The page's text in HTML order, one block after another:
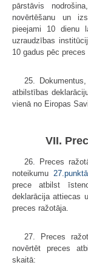
pārstāvis
novērtēšanu un
pieejami 10 dienu
uzraudzības
10 gadus pēc preces
25.
atbilstības
vienā no Eiropas
VII.
26. Preces
noteikumu 27.punktā
prece atbilst
deklarācija attiecas
preces ražotāja.
27. Preces
novērtēt preces
skaitā: